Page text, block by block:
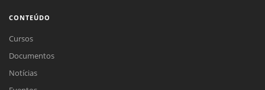
CONTEÚDO
Cursos
Documentos
Notícias